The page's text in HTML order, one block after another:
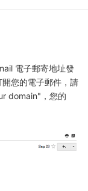
電子郵寄地址發
您的電子郵件，請
domain"，您的